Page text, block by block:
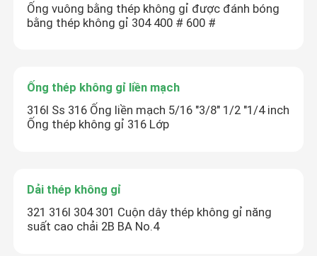
Để lại lời nhắn
Ống vuông bằng thép không gỉ được đánh bóng
bằng thép không gỉ 304 400 # 600 #
Ống thép không gỉ liền mạch
316l Ss 316 Ống liền mạch 5/16 "3/8" 1/2 "1/4 inch
Ống thép không gỉ 316 Lớp
Dải thép không gỉ
321 316l 304 301 Cuộn dây thép không gỉ năng
suất cao chải 2B BA No.4